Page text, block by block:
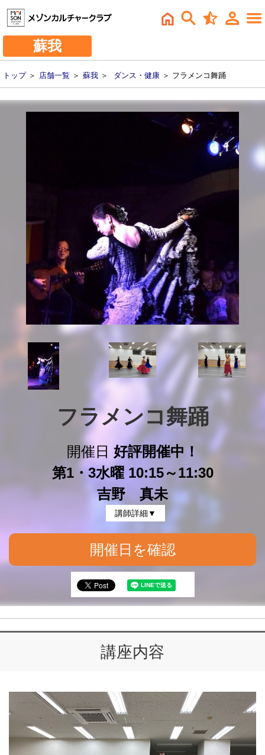
蘇我
トップ＞ 店舗一覧 ＞ 蘇我 ＞ ダンス・健康 ＞ フラメンコ舞踊
フラメンコ舞踊
開催日 好評開催中！
第1・3水曜 10:15～11:30
吉野 真未
講師詳細▼
開催日を確認
講座内容